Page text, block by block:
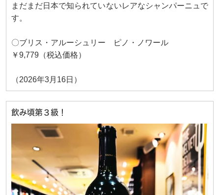
まだまだ日本で知られていないレアなシャンパーニュで
す。
〇ブリス・アルーシュリー ピノ・ノワール
￥9,779（税込価格）
（2026年3月16日）
飲み頃第３級！